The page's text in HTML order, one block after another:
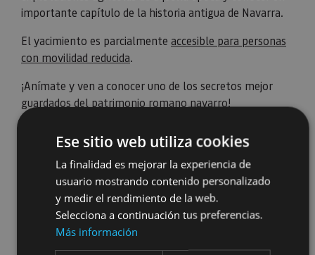
importante capítulo de la historia antigua de Navarra.
El yacimiento es parcialmente accesible para personas
con movilidad reducida.
¡Anímate y ven a conocer uno de los secretos mejor
guardados del patrimonio romano navarro!
Ese sitio web utiliza cookies
La finalidad es mejorar la experiencia de
usuario mostrando contenido personalizado
y medir el rendimiento de la web.
Selecciona a continuación tus preferencias.
Más información